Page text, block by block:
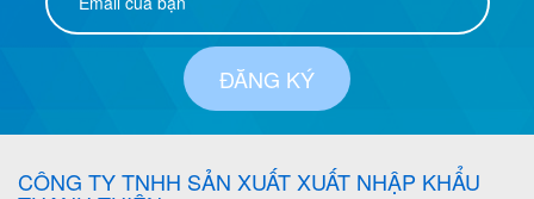
ĐĂNG KÝ
CÔNG TY TNHH SẢN XUẤT XUẤT NHẬP KHẨU